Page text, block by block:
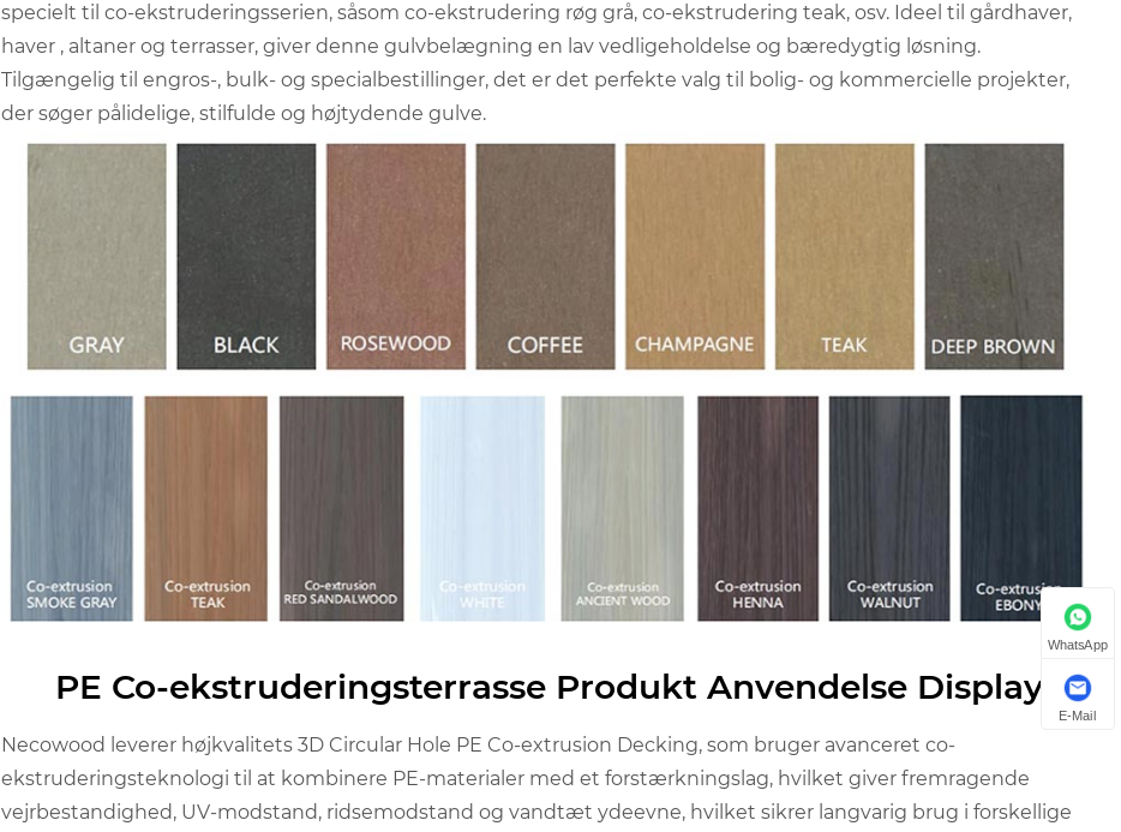
specielt til co-ekstruderingsserien, såsom co-ekstrudering røg grå, co-ekstrudering teak, osv. Ideel til gårdhaver,
haver , altaner og terrasser, giver denne gulvbelægning en lav vedligeholdelse og bæredygtig løsning.
Tilgængelig til engros-, bulk- og specialbestillinger, det er det perfekte valg til bolig- og kommercielle projekter,
der søger pålidelige, stilfulde og højtydende gulve.
PE Co-ekstruderingsterrasse Produkt Anvendelse Display
Necowood leverer højkvalitets 3D Circular Hole PE Co-extrusion Decking, som bruger avanceret co-
ekstruderingsteknologi til at kombinere PE-materialer med et forstærkningslag, hvilket giver fremragende
vejrbestandighed, UV-modstand, ridsemodstand og vandtæt ydeevne, hvilket sikrer langvarig brug i forskellige
WhatsApp
E-Mail